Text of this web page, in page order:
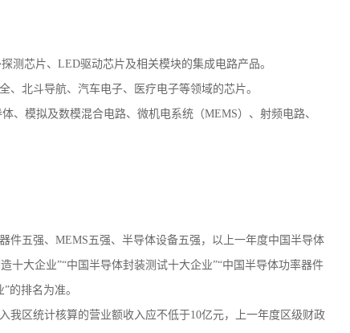
测芯片、LED驱动芯片及相关模块的集成电路产品。
北斗导航、汽车电子、医疗电子等领域的芯片。
、模拟及数模混合电路、微机电系统（MEMS）、射频电路、
件五强、MEMS五强、半导体设备五强，以上一年度中国半导体
十大企业”“中国半导体封装测试十大企业”“中国半导体功率器件
的排名为准。
我区统计核算的营业额收入应不低于10亿元，上一年度区级财政